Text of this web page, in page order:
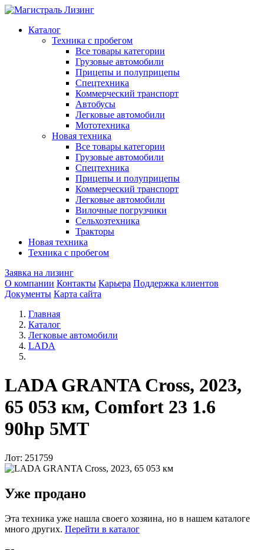
Каталог
Техника с пробегом
Все товары категории
Грузовые автомобили
Прицепы и полуприцепы
Спецтехника
Коммерческий транспорт
Автобусы
Легковые автомобили
Мототехника
Новая техника
Все товары категории
Грузовые автомобили
Спецтехника
Прицепы и полуприцепы
Коммерческий транспорт
Легковые автомобили
Вилочные погрузчики
Сельхозтехника
Тракторы
Новая техника
Техника с пробегом
Заявка на лизинг
О компании Контакты Карьера Поддержка клиентов
Документы Карта сайта
Главная
Каталог
Легковые автомобили
LADA
LADA GRANTA Cross, 2023,
65 053 км, Comfort 23 1.6
90hp 5MT
Лот: 251759
Уже продано
Эта техника уже нашла своего хозяина, но в нашем каталоге
много других. Перейти в каталог